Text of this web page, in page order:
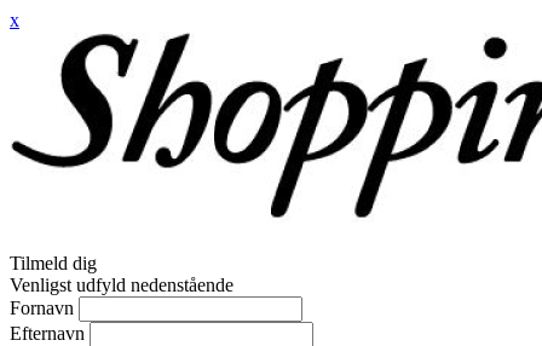
x
Tilmeld dig
Venligst udfyld nedenstående
Fornavn
Efternavn